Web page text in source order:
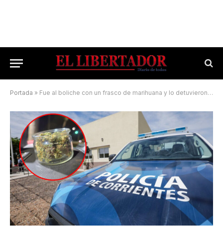
Portada » Fue al boliche con un frasco de marihuana y lo detuvieron en la puerta